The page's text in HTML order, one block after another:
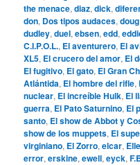
the menace,diaz,dick,
don, Dos tipos audaces,doug
dudley,duel,ebsen,edd,
C.I.P.O.L., El aventurero, El
XL5, El crucero del amor, El
El fugitivo, El gato, El Gran
Atlántida, El hombre del rifle,
nuclear, El increíble Hulk, El
guerra, El Pato Saturnino, El
santo, El show de Abbot y
show de los muppets, El
virginiano, El Zorro,elcar,
error,erskine,ewell,eyck,